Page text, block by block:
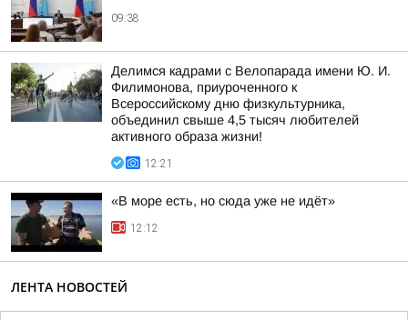
09:38
Делимся кадрами с Велопарада имени Ю. И.
Филимонова, приуроченного к
Всероссийскому дню физкультурника,
объединил свыше 4,5 тысяч любителей
активного образа жизни!
12:21
«В море есть, но сюда уже не идёт»
12:12
ЛЕНТА НОВОСТЕЙ